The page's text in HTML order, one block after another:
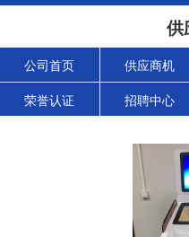
供
公司首页 供应商机
荣誉认证 招聘中心